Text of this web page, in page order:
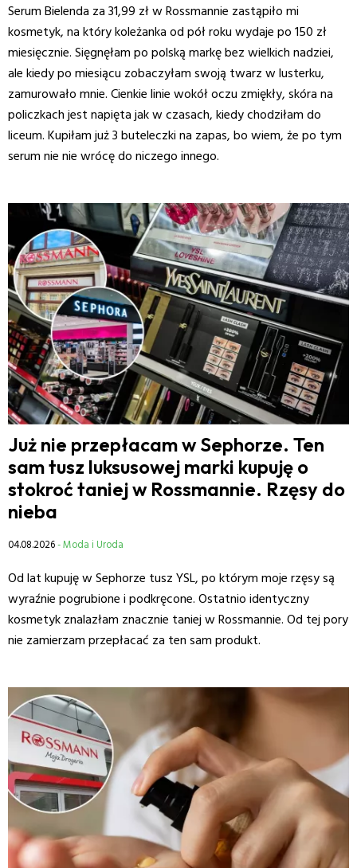
Serum Bielenda za 31,99 zł w Rossmannie zastąpiło mi
kosmetyk, na który koleżanka od pół roku wydaje po 150 zł
miesięcznie. Sięgnęłam po polską markę bez wielkich nadziei,
ale kiedy po miesiącu zobaczyłam swoją twarz w lusterku,
zamurowało mnie. Cienkie linie wokół oczu zmiękły, skóra na
policzkach jest napięta jak w czasach, kiedy chodziłam do
liceum. Kupiłam już 3 buteleczki na zapas, bo wiem, że po tym
serum nie nie wrócę do niczego innego.
Już nie przepłacam w Sephorze. Ten
sam tusz luksusowej marki kupuję o
stokroć taniej w Rossmannie. Rzęsy do
nieba
04.08.2026- Moda i Uroda
Od lat kupuję w Sephorze tusz YSL, po którym moje rzęsy są
wyraźnie pogrubione i podkręcone. Ostatnio identyczny
kosmetyk znalazłam znacznie taniej w Rossmannie. Od tej pory
nie zamierzam przepłacać za ten sam produkt.